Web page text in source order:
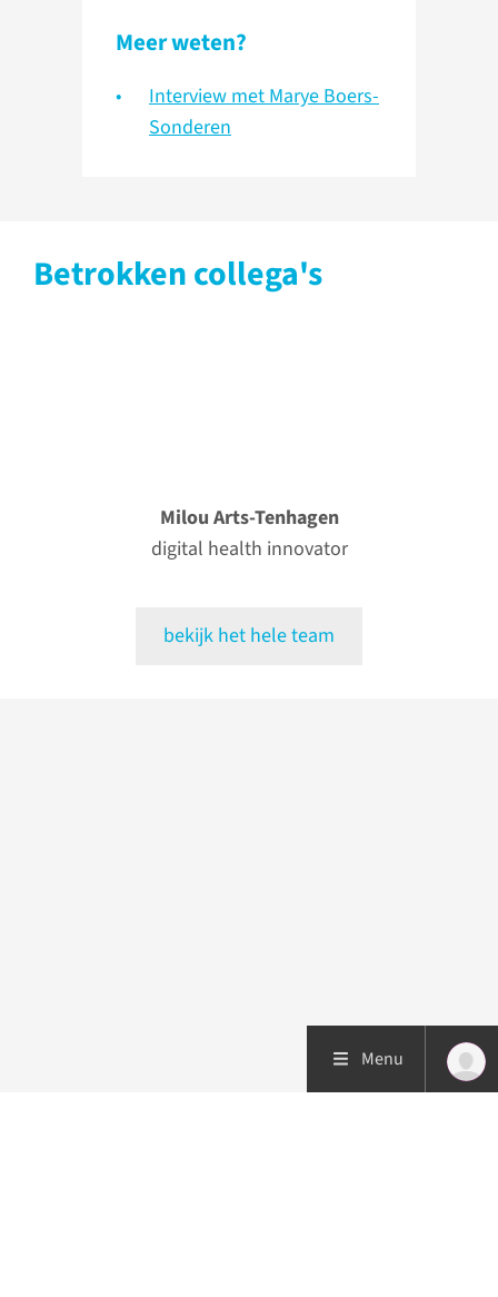
Meer weten?
Interview met Marye Boers-
Sonderen
Betrokken collega's
Milou Arts-Tenhagen
digital health innovator
bekijk het hele team
Menu